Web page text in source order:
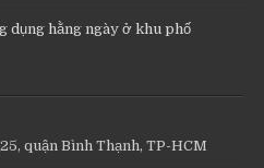
dụng hằng ngày ở khu phố
quận Bình Thạnh, TP-HCM